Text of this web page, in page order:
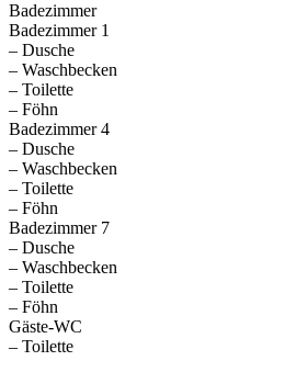
Badezimmer
Badezimmer 1
– Dusche
– Waschbecken
– Toilette
– Föhn
Badezimmer 4
– Dusche
– Waschbecken
– Toilette
– Föhn
Badezimmer 7
– Dusche
– Waschbecken
– Toilette
– Föhn
Gäste-WC
– Toilette